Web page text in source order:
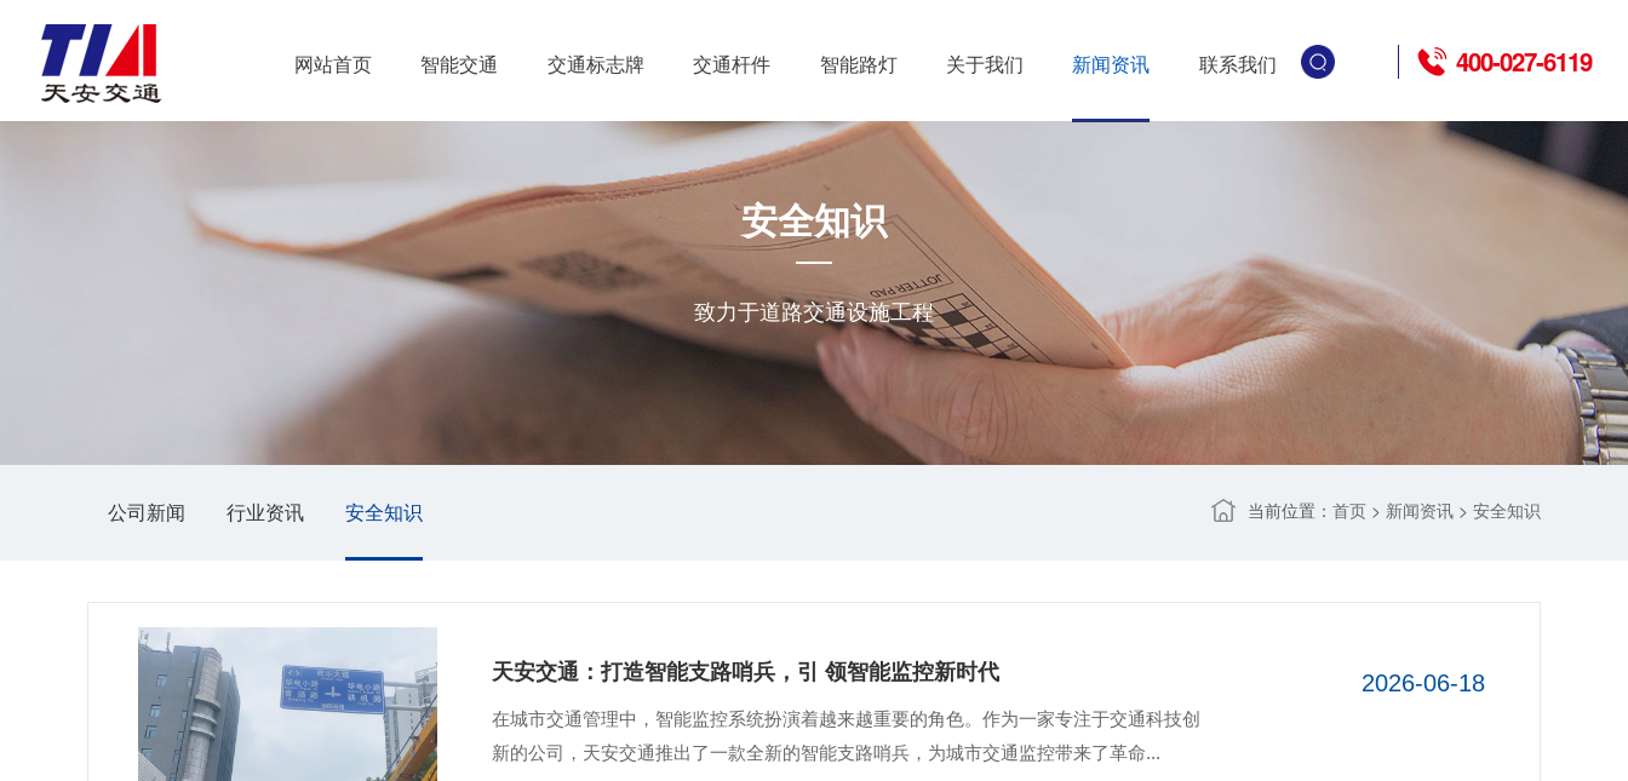
网站首页 智能交通 交通标志牌 交通杆件 智能路灯 关于我们 新闻资讯 联系我们 400-027-6119
安全知识
致力于道路交通设施工程
公司新闻 行业资讯 安全知识 当前位置： 首页 > 新闻资讯 > 安全知识
天安交通：打造智能支路哨兵，引 领智能监控新时代
在城市交通管理中，智能监控系统扮演着越来越重要的角色。作为一家专注于交通科技创
新的公司，天安交通推出了一款全新的智能支路哨兵，为城市交通监控带来了革命...
2026-06-18